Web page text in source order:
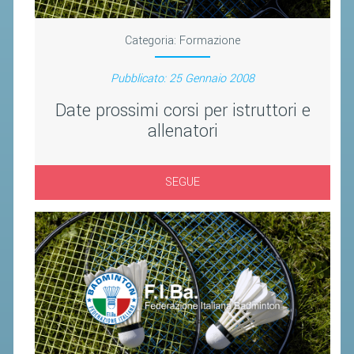
Categoria: Formazione
Pubblicato: 25 Gennaio 2008
Date prossimi corsi per istruttori e
allenatori
SEGUE
SCHEDE ATLETI
NUOVI GIOCHI DELLA GIOVENTÙ
PROGETTO SHUTTLE TIME
ENTI DI PROMOZIONE SPORTIVA
PROGETTI CONI
PROGETTI SPORT E SALUTE
FORMAZIONE